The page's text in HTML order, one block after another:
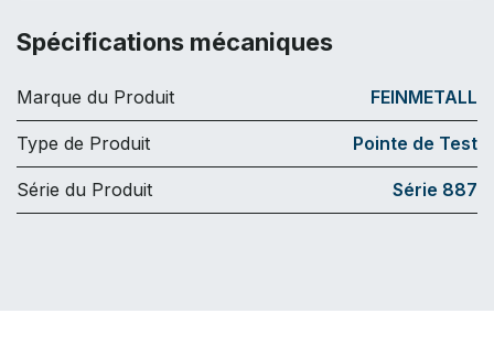
Spécifications mécaniques
Marque du Produit FEINMETALL
Type de Produit Pointe de Test
Série du Produit Série 887